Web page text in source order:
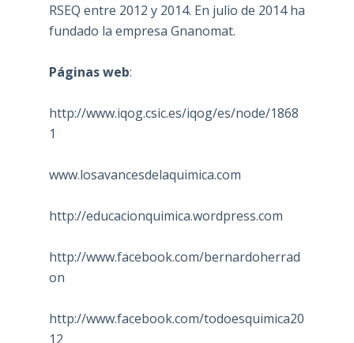
RSEQ entre 2012 y 2014. En julio de 2014 ha
fundado la empresa Gnanomat.
Páginas web:
http://www.iqog.csic.es/iqog/es/node/1868
1
www.losavancesdelaquimica.com
http://educacionquimica.wordpress.com
http://www.facebook.com/bernardoherrad
on
http://www.facebook.com/todoesquimica20
12